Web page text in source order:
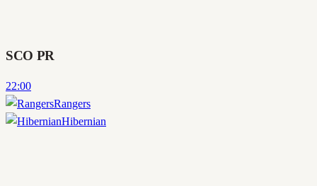
SCO PR
22:00
Rangers
Hibernian